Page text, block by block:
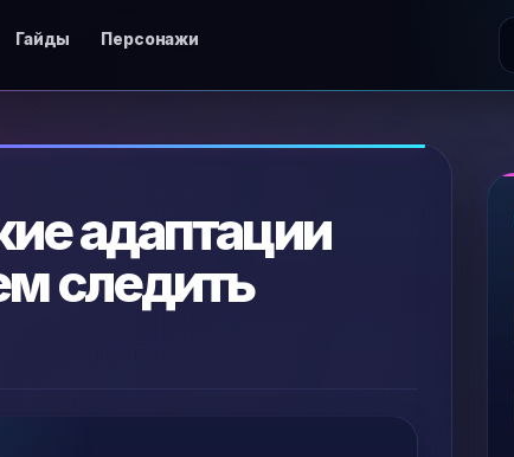
Гайды Персонажи
адаптации
следить